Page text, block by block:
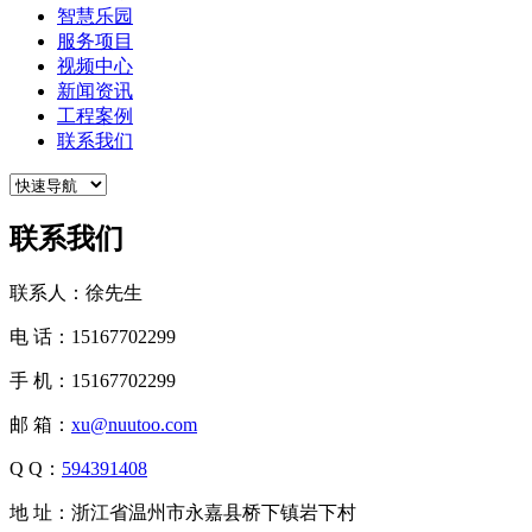
智慧乐园
服务项目
视频中心
新闻资讯
工程案例
联系我们
联系我们
联系人：徐先生
电 话：15167702299
手 机：15167702299
邮 箱： xu@nuutoo.com
Q Q： 594391408
地 址：浙江省温州市永嘉县桥下镇岩下村